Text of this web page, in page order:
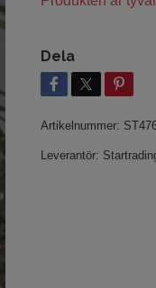
Dela
Artikelnummer:
Leverantör: